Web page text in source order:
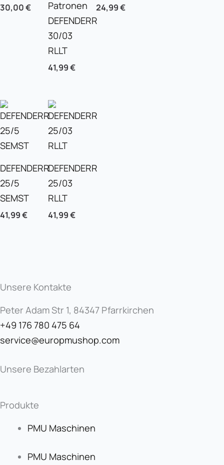
30,00€
Patronen
DEFENDERR
30/03
RLLT
41,99€
24,99€
DEFENDERR
25/5
SEMST
41,99€
DEFENDERR
25/03
RLLT
41,99€
Unsere Kontakte
Peter Adam Str 1, 84347 Pfarrkirchen
+49 176 780 475 64
service@europmushop.com
Unsere Bezahlarten
Produkte
PMU Maschinen
PMU Maschinen